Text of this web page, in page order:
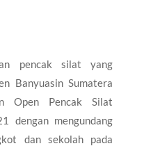
pencak silat yang
Banyuasin Sumatera
Open Pencak Silat
dengan mengundang
dan sekolah pada